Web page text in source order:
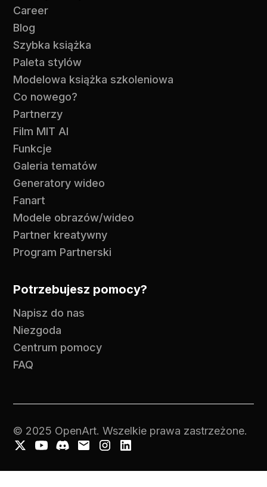
Career
Blog
Szybka książka
Paleta stylów
Modelowa książka szkoleniowa
Co nowego?
Partnerzy
Film MIT AI
Funkcje
Galeria tematów
Generatory wideo
Fanart
Modele obrazów/wideo
Partner kreatywny
Program Partnerski
Potrzebujesz pomocy?
Napisz do nas
Niezgoda
Centrum pomocy
FAQ
© 2025 OpenArt. Wszelkie prawa zastrzeżone.